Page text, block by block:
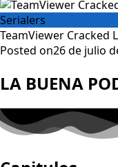
Serialers
TeamViewer Cracked
Posted on26 de julio
LA BUENA